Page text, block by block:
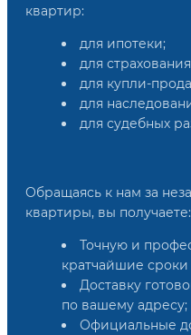
квартир:
для ипотеки;
для
для купли-
для
для судебных
Обращаясь к нам за
квартиры, вы получаете:
Точную и
кратчайшие сроки
Доставку
по вашему адресу;
Официальные